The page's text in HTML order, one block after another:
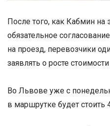
После того, как Кабмин на
обязательное
на проезд, перевозчики
заявлять о росте
Во Львове уже с
в маршрутке будет стоить